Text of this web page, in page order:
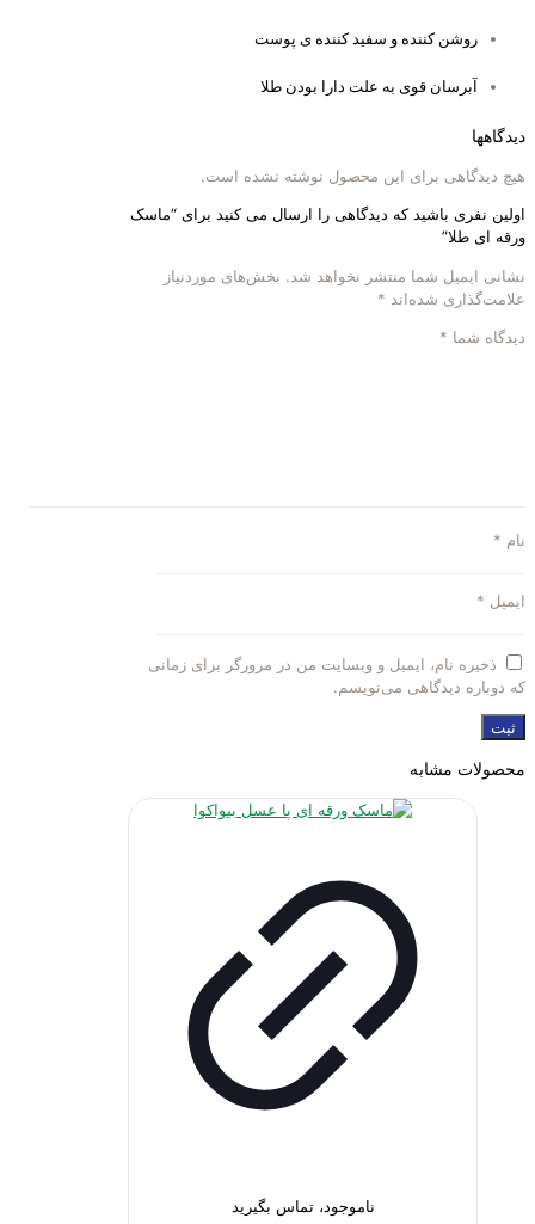
روشن کننده و سفید کننده ی پوست
آبرسان قوی به علت دارا بودن طلا
دیدگاهها
هیچ دیدگاهی برای این محصول نوشته نشده است.
اولین نفری باشید که دیدگاهی را ارسال می کنید برای “ماسک
ورقه ای طلا”
نشانی ایمیل شما منتشر نخواهد شد. بخش‌های موردنیاز
علامت‌گذاری شده‌اند *
دیدگاه شما *
نام *
ایمیل *
ذخیره نام، ایمیل و وبسایت من در مرورگر برای زمانی
که دوباره دیدگاهی می‌نویسم.
محصولات مشابه
ناموجود، تماس بگیرید